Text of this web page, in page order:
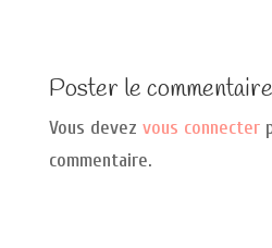
Poster le commentaire
Vous devez vous connecter
commentaire.